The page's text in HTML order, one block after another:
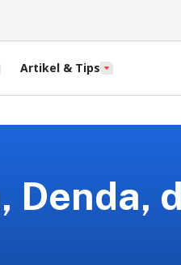
Artikel & Tips
Denda,